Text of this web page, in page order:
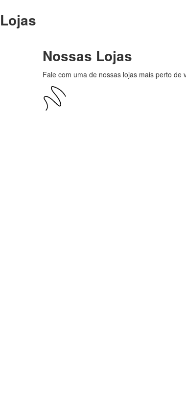
Lojas
Nossas Lojas
Fale com uma de nossas lojas mais perto